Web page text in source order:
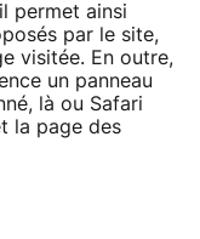
permet ainsi
par le site,
visitée. En outre,
un panneau
là ou Safari
la page des